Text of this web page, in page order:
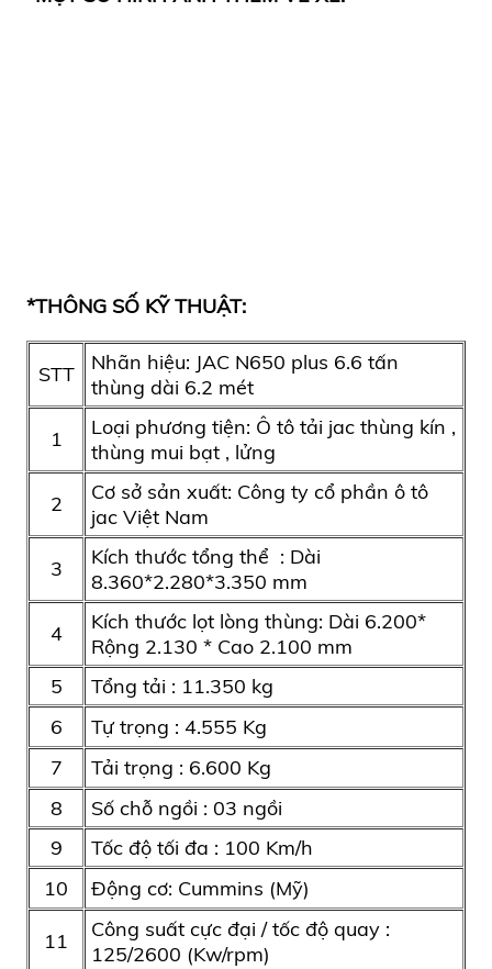
*THÔNG SỐ KỸ THUẬT:
STT Nhãn hiệu: JAC N650 plus 6.6 tấn
thùng dài 6.2 mét
1
Loại phương tiện: Ô tô tải jac thùng kín ,
thùng mui bạt , lửng
2
Cơ sở sản xuất: Công ty cổ phần ô tô
jac Việt Nam
3
Kích thước tổng thể : Dài
8.360*2.280*3.350 mm
4
Kích thước lọt lòng thùng: Dài 6.200*
Rộng 2.130 * Cao 2.100 mm
5
Tổng tải : 11.350 kg
6
Tự trọng : 4.555 Kg
7
Tải trọng : 6.600 Kg
8
Số chỗ ngồi : 03 ngồi
9
Tốc độ tối đa : 100 Km/h
10
Động cơ: Cummins (Mỹ)
11
Công suất cực đại / tốc độ quay :
125/2600 (Kw/rpm)